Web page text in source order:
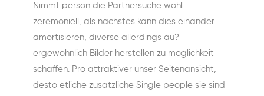
Nimmt person die Partnersuche wohl
zeremoniell, als nachstes kann dies einander
amortisieren, diverse allerdings au?
ergewohnlich Bilder herstellen zu moglichkeit
schaffen. Pro attraktiver unser Seitenansicht,
desto etliche zusatzliche Single people sie sind